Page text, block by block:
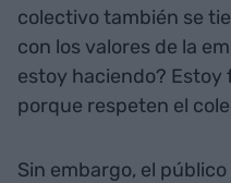
colectivo también se
con los valores de la
estoy haciendo?
porque respeten el
Sin embargo, el